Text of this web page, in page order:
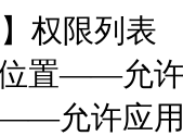
】权限列表
置——允
允许应